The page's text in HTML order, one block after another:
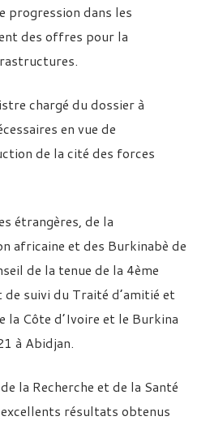
progression dans les
des offres pour la
chargé du dossier à
en vue de
de la cité des forces
étrangères, de la
africaine et des Burkinabè de
de la tenue de la 4ème
suivi du Traité d’amitié et
Côte d’Ivoire et le Burkina
à Abidjan.
la Recherche et de la Santé
résultats obtenus